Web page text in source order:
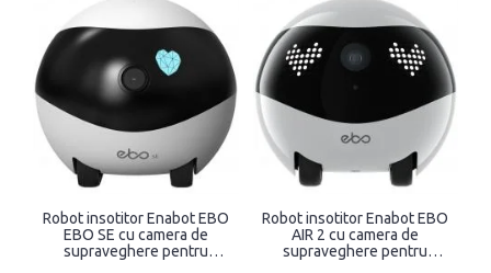
Robot insotitor Enabot EBO
EBO SE cu camera de
supraveghere pentru
Robot insotitor Enabot EBO
AIR 2 cu camera de
supraveghere pentru